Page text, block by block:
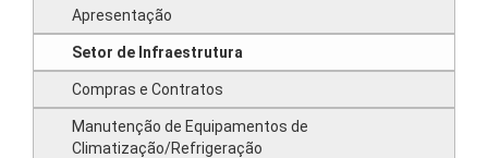
Apresentação
Setor de Infraestrutura
Compras e Contratos
Manutenção de Equipamentos de
Climatização/Refrigeração